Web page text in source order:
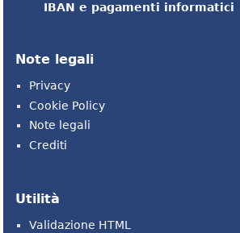
IBAN e pagamenti informatici
Note legali
Privacy
Cookie Policy
Note legali
Crediti
Utilità
Validazione HTML